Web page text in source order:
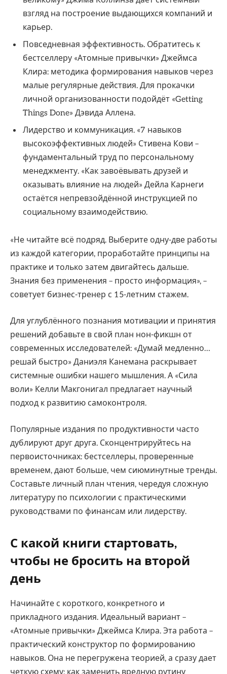
взгляд на построение выдающихся компаний и
карьер.
Повседневная эффективность. Обратитесь к
бестселлеру «Атомные привычки» Джеймса
Клира: методика формирования навыков через
малые регулярные действия. Для прокачки
личной организованности подойдёт «Getting
Things Done» Дэвида Аллена.
Лидерство и коммуникация. «7 навыков
высокоэффективных людей» Стивена Кови –
фундаментальный труд по персональному
менеджменту. «Как завоёвывать друзей и
оказывать влияние на людей» Дейла Карнеги
остаётся непревзойдённой инструкцией по
социальному взаимодействию.
«Не читайте всё подряд. Выберите одну-две работы
из каждой категории, проработайте принципы на
практике и только затем двигайтесь дальше.
Знания без применения – просто информация», –
советует бизнес-тренер с 15-летним стажем.
Для углублённого познания мотивации и принятия
решений добавьте в свой план нон-фикшн от
современных исследователей: «Думай медленно…
решай быстро» Даниэля Канемана раскрывает
системные ошибки нашего мышления. А «Сила
воли» Келли Макгонигал предлагает научный
подход к развитию самоконтроля.
Популярные издания по продуктивности часто
дублируют друг друга. Сконцентрируйтесь на
первоисточниках: бестселлеры, проверенные
временем, дают больше, чем сиюминутные тренды.
Составьте личный план чтения, чередуя сложную
литературу по психологии с практическими
руководствами по финансам или лидерству.
С какой книги стартовать,
чтобы не бросить на второй
день
Начинайте с короткого, конкретного и
прикладного издания. Идеальный вариант –
«Атомные привычки» Джеймса Клира. Эта работа –
практический конструктор по формированию
навыков. Она не перегружена теорией, а сразу дает